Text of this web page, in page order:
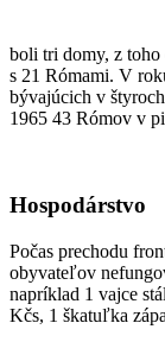
boli tri domy, z
s 21 Rómami. V
bývajúcich v
1965 43 Rómov v
Hospodárstvo
Počas prechodu
obyvateľov
napríklad 1 vajce
Kčs, 1 škatuľka